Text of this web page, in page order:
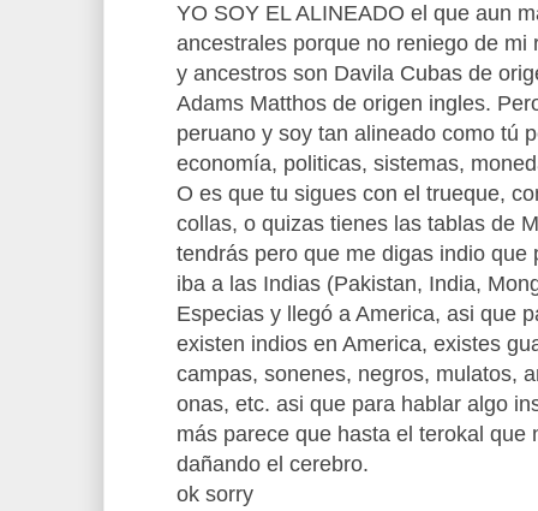
YO SOY EL ALINEADO el que aun
ancestrales porque no reniego de mi
y ancestros son Davila Cubas de
Adams Matthos de origen ingles.
peruano y soy tan alineado como tú
economía, politicas, sistemas,
O es que tu sigues con el trueque,
collas, o quizas tienes las tablas de
tendrás pero que me digas indio que
iba a las Indias (Pakistan, India,
Especias y llegó a America, asi que
existen indios en America, existes
campas, sonenes, negros, mulatos,
onas, etc. asi que para hablar algo
más parece que hasta el terokal que
dañando el cerebro.
ok sorry